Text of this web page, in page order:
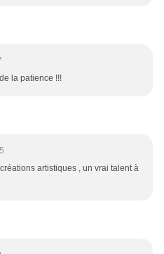
la patience !!!
artistiques , un vrai talent à